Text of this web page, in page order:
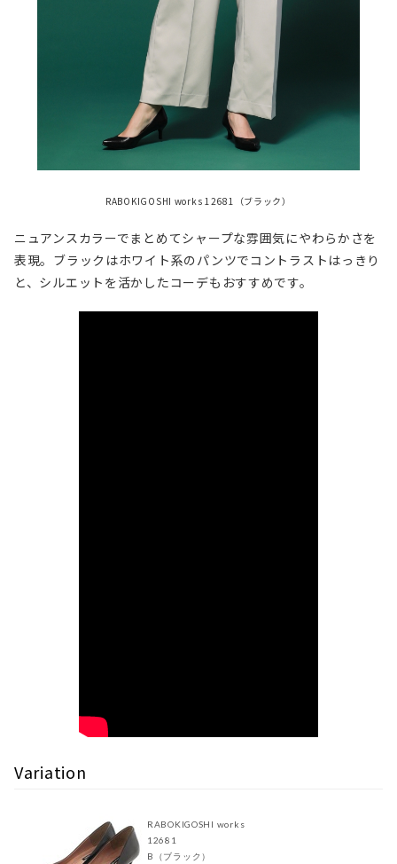
RABOKIGOSHI works 12681（ブラック）
ニュアンスカラーでまとめてシャープな雰囲気にやわらかさを
表現。ブラックはホワイト系のパンツでコントラストはっきり
と、シルエットを活かしたコーデもおすすめです。
Variation
RABOKIGOSHI works
12681
B（ブラック）